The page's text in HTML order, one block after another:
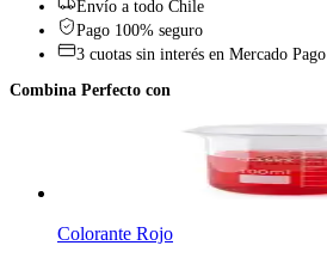
Envío a todo Chile
Pago 100% seguro
3 cuotas sin interés en Mercado Pago
Combina Perfecto con
Colorante Rojo